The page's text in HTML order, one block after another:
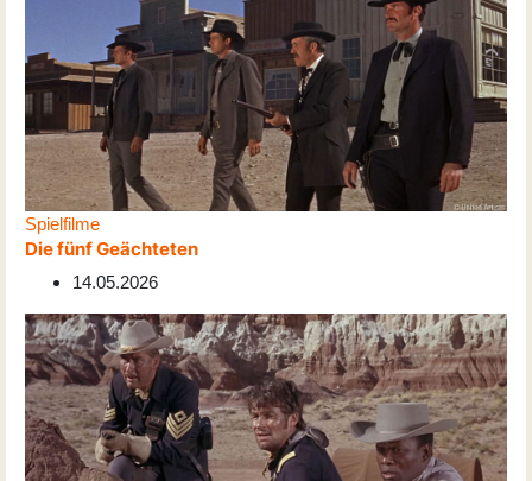
Spielfilme
Die fünf Geächteten
14.05.2026